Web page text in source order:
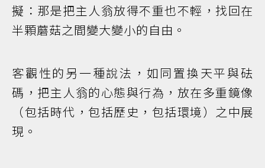
擬：那是把主人翁放得不重也不輕，找回在
半顆蘑菇之間變大變小的自由。
客觀性的另一種說法，如同置換天平與砝
碼，把主人翁的心態與行為，放在多重鏡像
（包括時代，包括歷史，包括環境）之中展
現。